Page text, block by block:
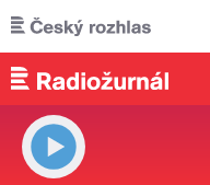
Přejít k hlavnímu obsahu